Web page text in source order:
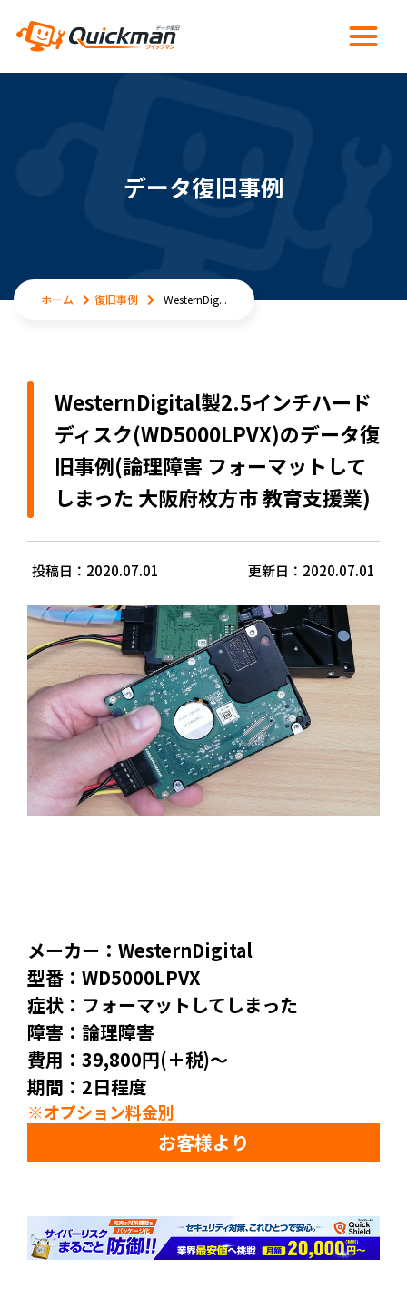
データ復旧事例
ホーム 復旧事例 WesternDig...
WesternDigital製2.5インチハード
ディスク(WD5000LPVX)のデータ復
旧事例(論理障害 フォーマットして
しまった 大阪府枚方市 教育支援業)
投稿日：2020.07.01 更新日：2020.07.01
メーカー：WesternDigital
型番：WD5000LPVX
症状：フォーマットしてしまった
障害：論理障害
費用：39,800円(＋税)～
期間：2日程度
※オプション料金別
お客様より